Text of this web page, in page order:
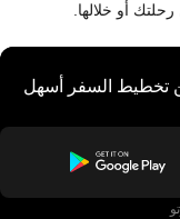
أو خلالها.
تخطيط السفر أسهل